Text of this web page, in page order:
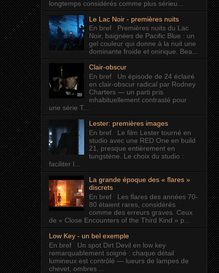
longtemps considérés comme plus sérieu...
Le Lac Noir - premières nuits
En bref Premières nuits du Lac
Noir, baignées de Pacific Blue : un
gel couleur qui donne à la nuit une
dominante froide et onirique. Bea...
Clair-obscur
En bref Un épisode de 24 éclairé
en clair-obscur radical par Rodney
Charters — un parti pris
inhabituellement contrasté pour
une série T...
Lester: premières images
En bref Le film Lester tourné en
studio avec une RED One en build
21, presque entièrement en
tungstène. Le choix du studio :
faciliter l...
La grande époque des « flares »
discrets
En bref Les flares des années 70-
80 étaient rares, considérés
comme des erreurs graves. Ceux
de « Close Encounters of the Third Kind » p...
Low Key - un bel exemple
En bref Un spot Dirt Devil en low key
remarquablement soigné : chaque détail
lumineux est contrôlé — lueurs de lampes de
chevet, ombres ...